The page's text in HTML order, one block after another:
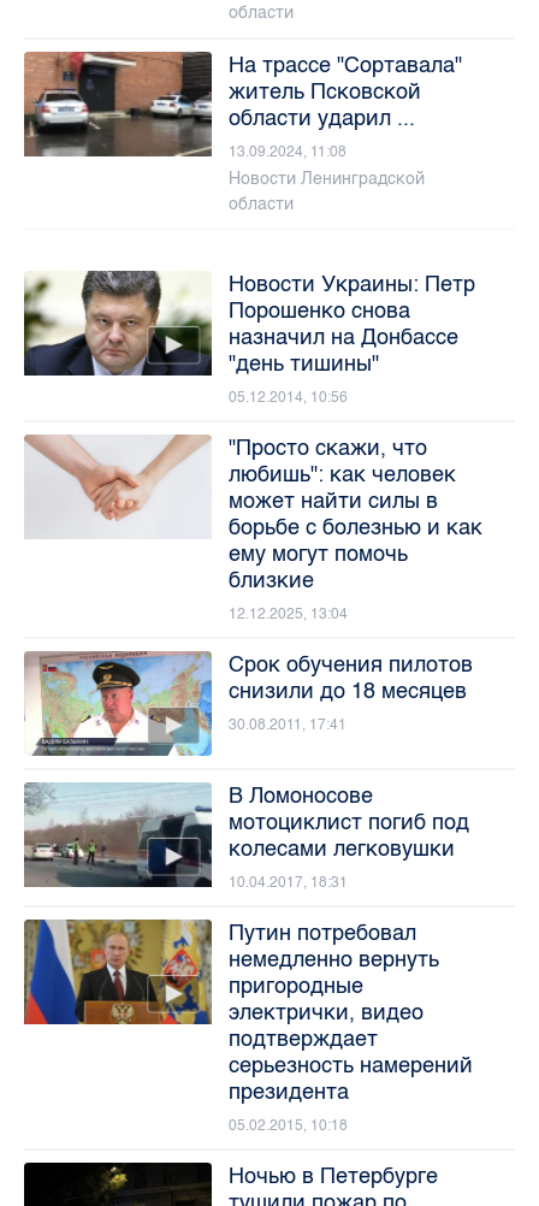
области
На трассе "Сортавала"
житель Псковской
области ударил ...
13.09.2024, 11:08
Новости Ленинградской
области
Новости Украины: Петр
Порошенко снова
назначил на Донбассе
"день тишины"
05.12.2014, 10:56
"Просто скажи, что
любишь": как человек
может найти силы в
борьбе с болезнью и как
ему могут помочь
близкие
12.12.2025, 13:04
Срок обучения пилотов
снизили до 18 месяцев
30.08.2011, 17:41
В Ломоносове
мотоциклист погиб под
колесами легковушки
10.04.2017, 18:31
Путин потребовал
немедленно вернуть
пригородные
электрички, видео
подтверждает
серьезность намерений
президента
05.02.2015, 10:18
Ночью в Петербурге